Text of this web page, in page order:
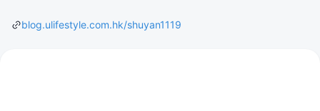
blog.ulifestyle.com.hk/shuyan1119